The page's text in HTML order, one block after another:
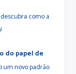
como a
do papel de
um novo padrão